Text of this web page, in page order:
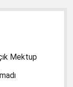
Mektup